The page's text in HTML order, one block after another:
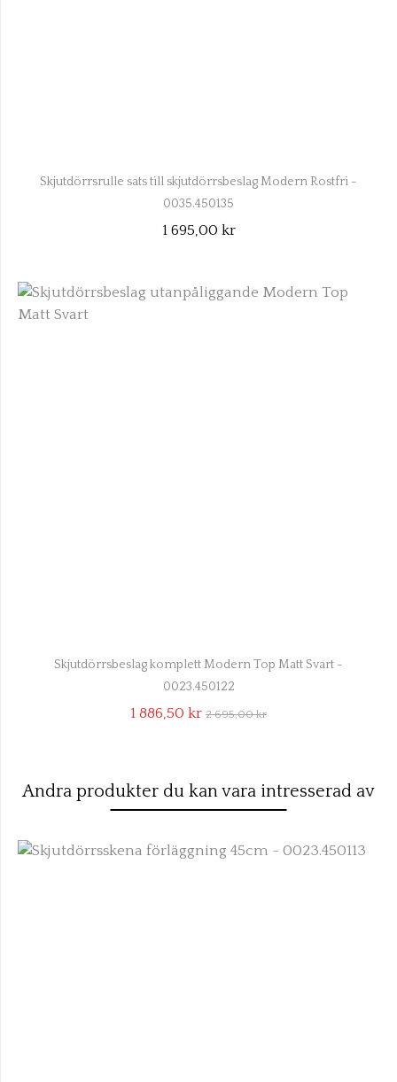
Skjutdörrsrulle sats till skjutdörrsbeslag Modern Rostfri -
0035.450135
1 695,00 kr
Skjutdörrsbeslag komplett Modern Top Matt Svart -
0023.450122
1 886,50 kr 2 695,00 kr
Andra produkter du kan vara intresserad av